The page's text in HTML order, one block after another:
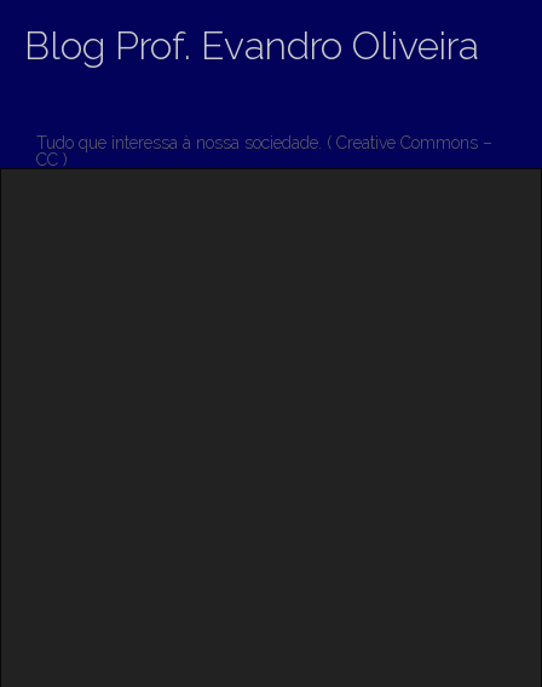
Blog Prof. Evandro Oliveira
Tudo que interessa à nossa sociedade. ( Creative Commons –
CC )